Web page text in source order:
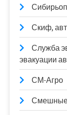
Скиф,
Служба
эвакуации
СМ-Агро